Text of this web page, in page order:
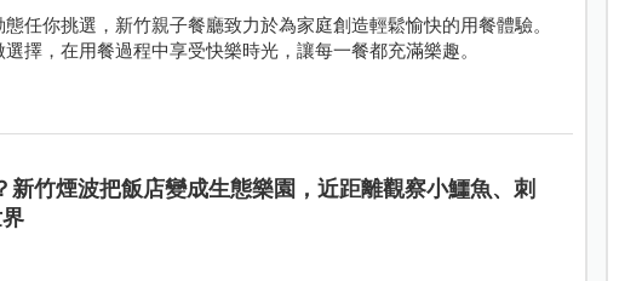
任你挑選，新竹親子餐廳致力於為家庭創造輕鬆愉快的用餐體驗。
擇，在用餐過程中享受快樂時光，讓每一餐都充滿樂趣。
新竹煙波把飯店變成生態樂園，近距離觀察小鱷魚、刺